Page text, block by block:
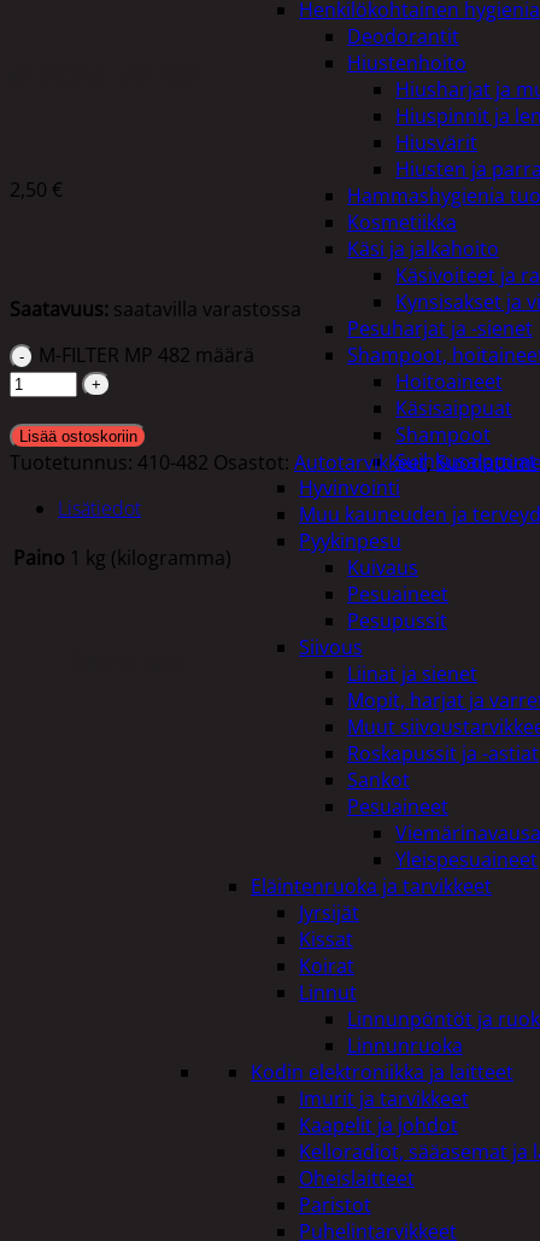
Henkilökohtainen hygienia
Deodorantit
Hiustenhoito
Hiusharjat ja
Hiuspinnit ja
Hiusvärit
Hiusten ja
Hammashygienia
Kosmetiikka
Käsi ja jalkahoito
Käsivoiteet ja
Kynsisakset ja
Pesuharjat ja -sienet
Shampoot,
Hoitoaineet
Käsisaippuat
Shampoot
Suihkusaippuat
Hyvinvointi
Muu kauneuden ja
Pyykinpesu
Kuivaus
Pesuaineet
Pesupussit
Siivous
Liinat ja sienet
Mopit, harjat ja
Muut
Roskapussit ja -astiat
Sankot
Pesuaineet
Yleispesuaineet
Eläintenruoka ja tarvikkeet
Jyrsijät
Kissat
Koirat
Linnut
Linnunpöntöt ja
Linnunruoka
Kodin elektroniikka ja laitteet
Imurit ja tarvikkeet
Kaapelit ja johdot
Kelloradiot, sääasemat
Oheislaitteet
Paristot
Puhelintarvikkeet
2,50 €
Saatavuus: saatavilla varastossa
M-FILTER MP 482 määrä
Lisää ostoskoriin
Tuotetunnus: 410-482 Osastot: Autotarvikkeet,
Lisätiedot
Paino 1 kg (kilogramma)